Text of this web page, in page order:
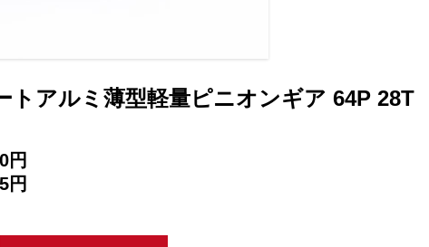
トアルミ薄型軽量ピニオンギア 64P 28T
円
円